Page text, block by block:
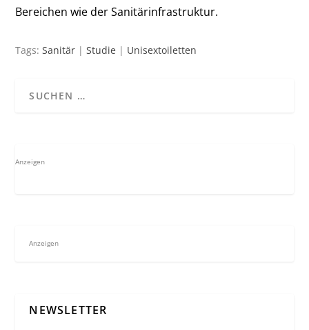
Bereichen wie der Sanitärinfrastruktur.
Tags:Sanitär |Studie | Unisextoiletten
Anzeigen
Anzeigen
NEWSLETTER